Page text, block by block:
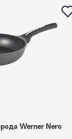
Werner Nero